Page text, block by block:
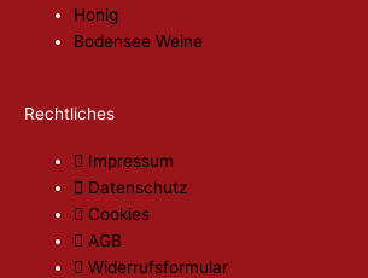
Honig
Bodensee Weine
Rechtliches
Impressum
Datenschutz
Cookies
AGB
Widerrufsformular